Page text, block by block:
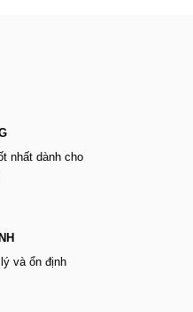
nhất dành cho
và ổn định